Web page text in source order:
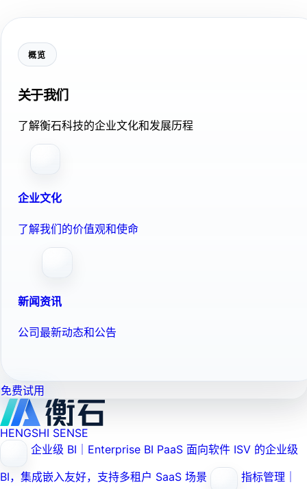
概览
关于我们
了解衡石科技的企业文化和发展历程
企业文化
了解我们的价值观和使命
新闻资讯
公司最新动态和公告
免费试用
HENGSHI SENSE
企业级 BI｜Enterprise BI PaaS 面向软件 ISV 的企业级
BI，集成嵌入友好，支持多租户 SaaS 场景
指标管理｜